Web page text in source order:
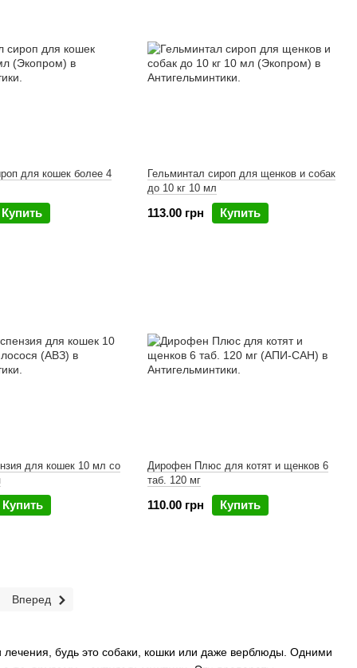
будь это собаки, кошки или даже верблюды. Одними
для кошек более 4
Купить
Гельминтал сироп для щенков и собак
до 10 кг 10 мл
113.00 грн Купить
для кошек 10 мл со
Купить
Дирофен Плюс для котят и щенков 6
таб. 120 мг
110.00 грн Купить
Вперед